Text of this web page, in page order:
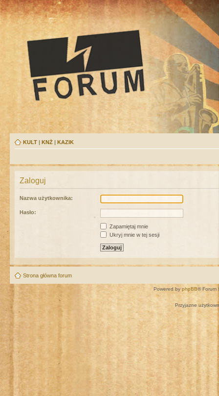
KULT | KNŻ | KAZIK
Zaloguj
Nazwa użytkownika:
Hasło:
Zapamiętaj mnie
Ukryj mnie w tej sesji
Strona główna forum
Powered by phpBB® Forum
Przyjazne